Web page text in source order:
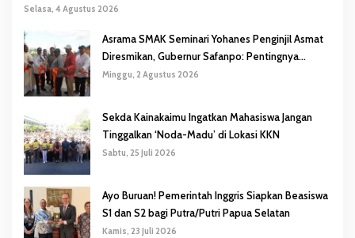
Selasa, 4 Agustus 2026
Asrama SMAK Seminari Yohanes Penginjil Asmat
Diresmikan, Gubernur Safanpo: Pentingnya
Pendidikan Karakter
Minggu, 2 Agustus 2026
Sekda Kainakaimu Ingatkan Mahasiswa Jangan
Tinggalkan ‘Noda-Madu’ di Lokasi KKN
Sabtu, 25 Juli 2026
Ayo Buruan! Pemerintah Inggris Siapkan Beasiswa
S1 dan S2 bagi Putra/Putri Papua Selatan
Kamis, 23 Juli 2026